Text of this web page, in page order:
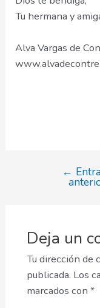
Tu hermana y
Alva Vargas de
Navegación
←
Deja un
Tu dirección de
publicada. Los
marcados con *